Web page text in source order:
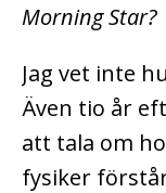
Morning Star?
Jag vet inte
Även tio år
att tala om
fysiker